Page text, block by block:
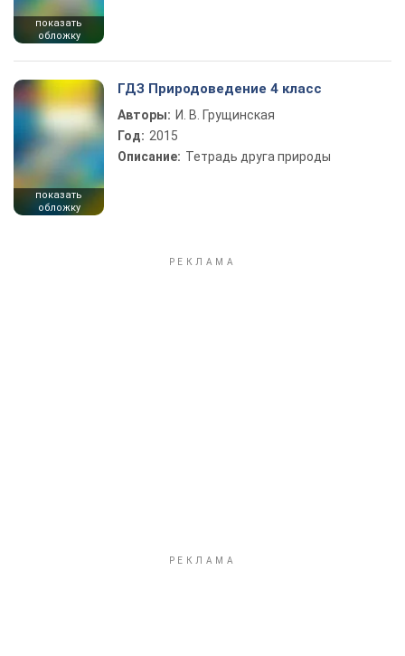
показать
обложку
показать
обложку
ГДЗ Природоведение 4 класс
Авторы: И. В. Грущинская
Год: 2015
Описание: Тетрадь друга природы